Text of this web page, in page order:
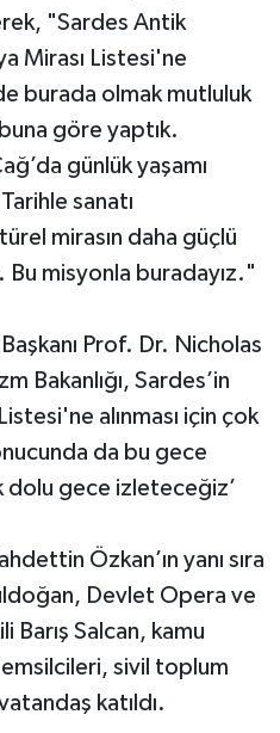
"Sardes Antik
Mirası Listesi'ne
burada olmak mutluluk
göre yaptık.
günlük yaşamı
sanatı
mirasın daha güçlü
Bu misyonla buradayız."
Prof. Dr. Nicholas
Bakanlığı, Sardes’in
alınması için çok
da bu gece
dolu gece izleteceğiz’
Özkan’ın yanı sıra
Devlet Opera ve
Barış Salcan, kamu
sivil toplum
katıldı.